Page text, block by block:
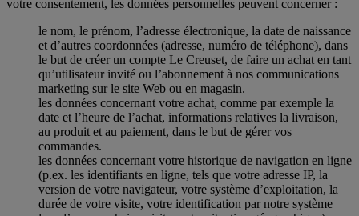
votre consentement, les données personnelles peuvent concerner :
le nom, le prénom, l’adresse électronique, la date de naissance
et d’autres coordonnées (adresse, numéro de téléphone), dans
le but de créer un compte Le Creuset, de faire un achat en tant
qu’utilisateur invité ou l’abonnement à nos communications
marketing sur le site Web ou en magasin.
les données concernant votre achat, comme par exemple la
date et l’heure de l’achat, informations relatives la livraison,
au produit et au paiement, dans le but de gérer vos
commandes.
les données concernant votre historique de navigation en ligne
(p.ex. les identifiants en ligne, tels que votre adresse IP, la
version de votre navigateur, votre système d’exploitation, la
durée de votre visite, votre identification par notre système